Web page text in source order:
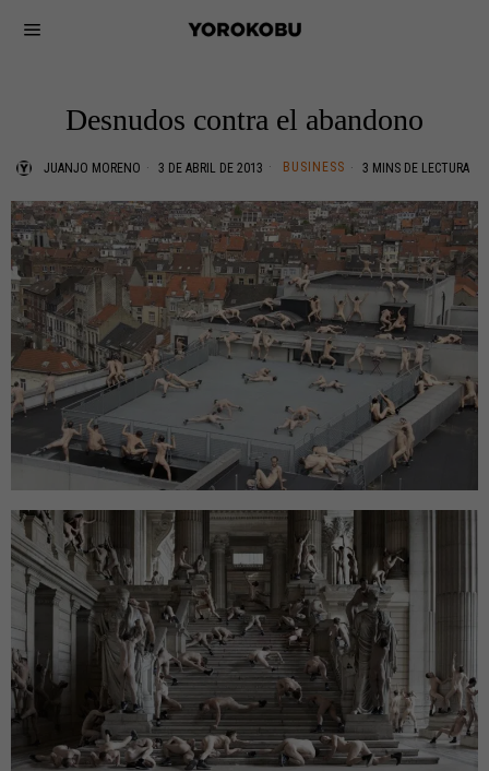
Desnudos contra el abandono
JUANJO MORENO 3 DE ABRIL DE 2013 BUSINESS 3 MINS DE LECTURA